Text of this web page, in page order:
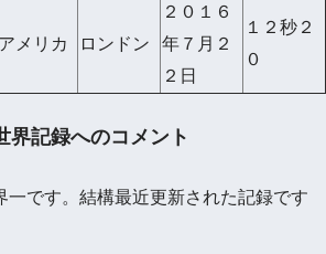
アメリカ ロンドン
２０１６
年７月２
２日
１２秒２
０
界記録へのコメント
一です。結構最近更新された記録です